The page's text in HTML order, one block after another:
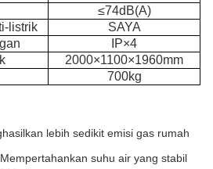
≤74dB(A)
listrik
SAYA
IP×4
2000×1100×1960mm
700kg
lebih sedikit emisi gas rumah
suhu air yang stabil